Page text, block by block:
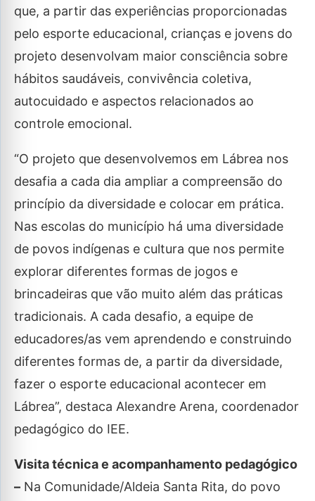
que, a partir das experiências proporcionadas
pelo esporte educacional, crianças e jovens do
projeto desenvolvam maior consciência sobre
hábitos saudáveis, convivência coletiva,
autocuidado e aspectos relacionados ao
controle emocional.
“O projeto que desenvolvemos em Lábrea nos
desafia a cada dia ampliar a compreensão do
princípio da diversidade e colocar em prática.
Nas escolas do município há uma diversidade
de povos indígenas e cultura que nos permite
explorar diferentes formas de jogos e
brincadeiras que vão muito além das práticas
tradicionais. A cada desafio, a equipe de
educadores/as vem aprendendo e construindo
diferentes formas de, a partir da diversidade,
fazer o esporte educacional acontecer em
Lábrea”, destaca Alexandre Arena, coordenador
pedagógico do IEE.
Visita técnica e acompanhamento pedagógico
– Na Comunidade/Aldeia Santa Rita, do povo